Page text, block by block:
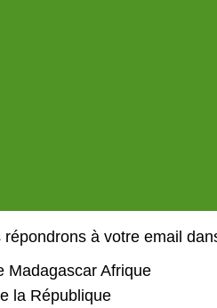
répondrons à votre email
Madagascar Afrique
la République